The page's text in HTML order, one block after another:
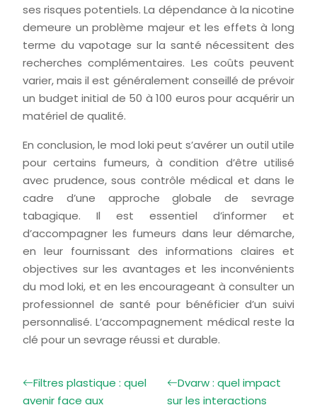
ses risques potentiels. La dépendance à la nicotine
demeure un problème majeur et les effets à long
terme du vapotage sur la santé nécessitent des
recherches complémentaires. Les coûts peuvent
varier, mais il est généralement conseillé de prévoir
un budget initial de 50 à 100 euros pour acquérir un
matériel de qualité.
En conclusion, le mod loki peut s’avérer un outil utile
pour certains fumeurs, à condition d’être utilisé
avec prudence, sous contrôle médical et dans le
cadre d’une approche globale de sevrage
tabagique. Il est essentiel d’informer et
d’accompagner les fumeurs dans leur démarche,
en leur fournissant des informations claires et
objectives sur les avantages et les inconvénients
du mod loki, et en les encourageant à consulter un
professionnel de santé pour bénéficier d’un suivi
personnalisé. L’accompagnement médical reste la
clé pour un sevrage réussi et durable.
Filtres plastique : quel
avenir face aux
Dvarw : quel impact
sur les interactions